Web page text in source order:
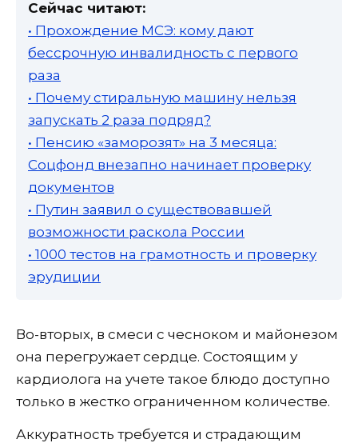
Сейчас читают:
• Прохождение МСЭ: кому дают
бессрочную инвалидность с первого
раза
• Почему стиральную машину нельзя
запускать 2 раза подряд?
• Пенсию «заморозят» на 3 месяца:
Соцфонд внезапно начинает проверку
документов
• Путин заявил о существовавшей
возможности раскола России
• 1000 тестов на грамотность и проверку
эрудиции
Во-вторых, в смеси с чесноком и майонезом
она перегружает сердце. Состоящим у
кардиолога на учете такое блюдо доступно
только в жестко ограниченном количестве.
Аккуратность требуется и страдающим